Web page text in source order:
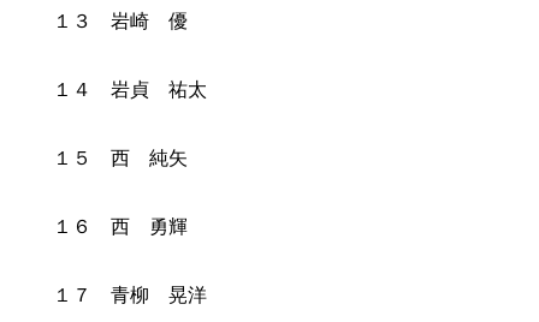
１３ 岩崎 優
１４ 岩貞 祐太
１５ 西 純矢
１６ 西 勇輝
１７ 青柳 晃洋